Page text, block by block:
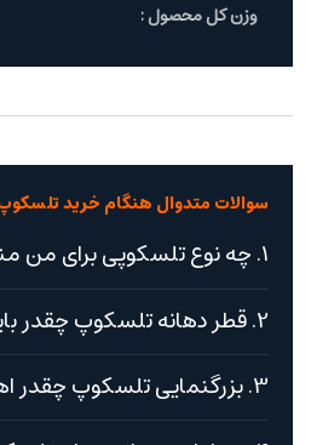
وزن کل محصول :
سوالات متدوال هنگام خرید
1. چه نوع تلسکوپی برای من مناسب است؟
2. قطر دهانه تلسکوپ چقدر باید باشد؟
3. بزرگنمایی تلسکوپ چقدر اهمیت دارد؟